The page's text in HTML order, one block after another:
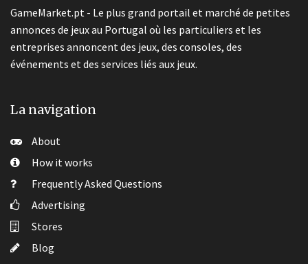
GameMarket.pt - Le plus grand portail et marché de petites
annonces de jeux au Portugal où les particuliers et les
entreprises annoncent des jeux, des consoles, des
événements et des services liés aux jeux.
La navigation
About
How it works
Frequently Asked Questions
Advertising
Stores
Blog